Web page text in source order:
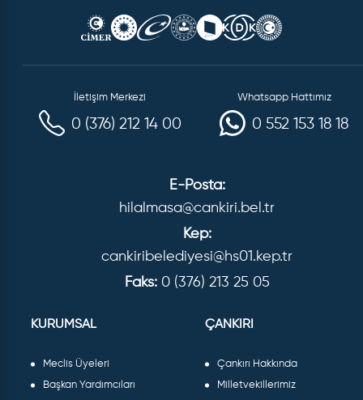
İletişim Merkezi
0 (376) 212 14 00
Whatsapp Hattımız
0 552 153 18 18
E-Posta:
hilalmasa@cankiri.bel.tr
Kep:
cankiribelediyesi@hs01.kep.tr
Faks: 0 (376) 213 25 05
KURUMSAL
Meclis Üyeleri
Başkan Yardımcıları
ÇANKIRI
Çankırı Hakkında
Milletvekillerimiz